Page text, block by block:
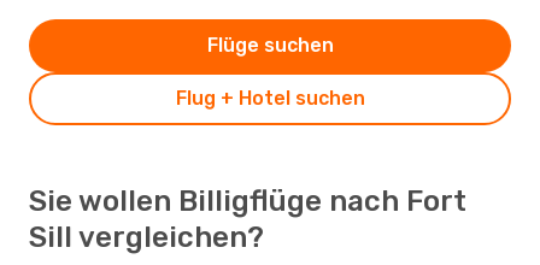
Flug + Hotel suchen
Flüge suchen
Sie wollen Billigflüge nach Fort
Sill vergleichen?